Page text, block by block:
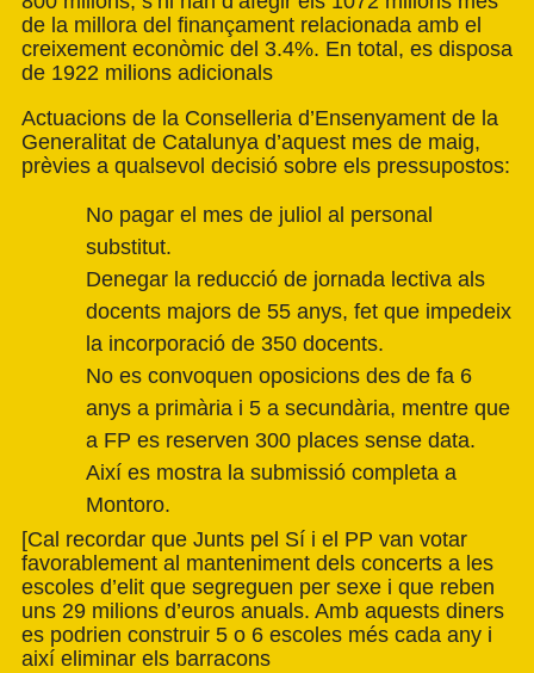
de la millora del finançament relacionada amb el
creixement econòmic del 3.4%. En total, es disposa
de 1922 milions adicionals
Actuacions de la Conselleria d’Ensenyament de la
Generalitat de Catalunya d’aquest mes de maig,
prèvies a qualsevol decisió sobre els pressupostos:
No pagar el mes de juliol al personal
substitut.
Denegar la reducció de jornada lectiva als
docents majors de 55 anys, fet que impedeix
la incorporació de 350 docents.
No es convoquen oposicions des de fa 6
anys a primària i 5 a secundària, mentre que
a FP es reserven 300 places sense data.
Així es mostra la submissió completa a
Montoro.
[Cal recordar que Junts pel Sí i el PP van votar
favorablement al manteniment dels concerts a les
escoles d’elit que segreguen per sexe i que reben
uns 29 milions d’euros anuals. Amb aquests diners
es podrien construir 5 o 6 escoles més cada any i
així eliminar els barracons